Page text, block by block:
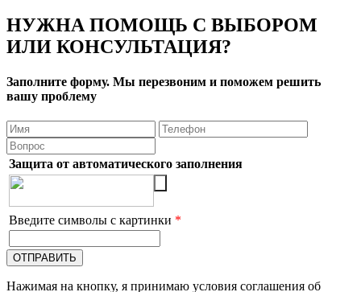
НУЖНА ПОМОЩЬ С ВЫБОРОМ
ИЛИ КОНСУЛЬТАЦИЯ?
Заполните форму. Мы перезвоним и поможем решить
вашу проблему
Защита от автоматического заполнения
Введите символы с картинки *
Нажимая на кнопку, я принимаю условия соглашения об